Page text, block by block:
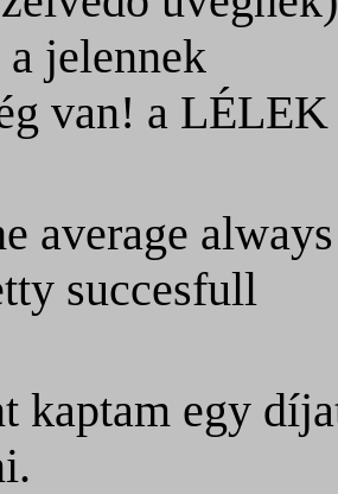
jelennek
van! a
average
succesfull
kaptam egy